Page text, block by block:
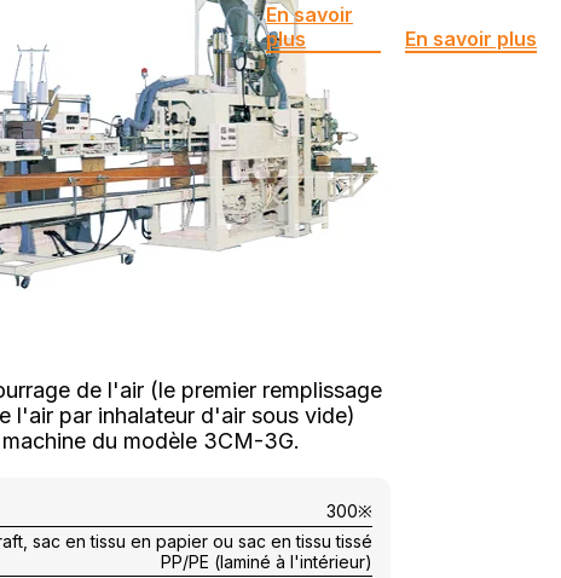
En savoir
plus
En savoir plus
de l'air (le premier remplissage
l'air par inhalateur d'air sous vide)
du modèle 3CM-3G.
300※
sac en tissu en papier ou sac en tissu tissé
PP/PE (laminé à l'intérieur)